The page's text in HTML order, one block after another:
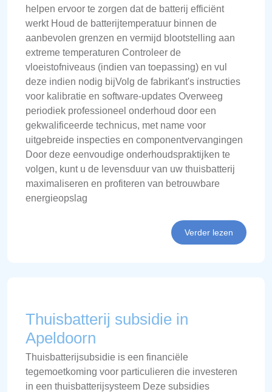
helpen ervoor te zorgen dat de batterij efficiënt
werkt Houd de batterijtemperatuur binnen de
aanbevolen grenzen en vermijd blootstelling aan
extreme temperaturen Controleer de
vloeistofniveaus (indien van toepassing) en vul
deze indien nodig bijVolg de fabrikant's instructies
voor kalibratie en software-updates Overweeg
periodiek professioneel onderhoud door een
gekwalificeerde technicus, met name voor
uitgebreide inspecties en componentvervangingen
Door deze eenvoudige onderhoudspraktijken te
volgen, kunt u de levensduur van uw thuisbatterij
maximaliseren en profiteren van betrouwbare
energieopslag
Verder lezen
Thuisbatterij subsidie in
Apeldoorn
Thuisbatterijsubsidie is een financiële
tegemoetkoming voor particulieren die investeren
in een thuisbatterijsysteem Deze subsidies